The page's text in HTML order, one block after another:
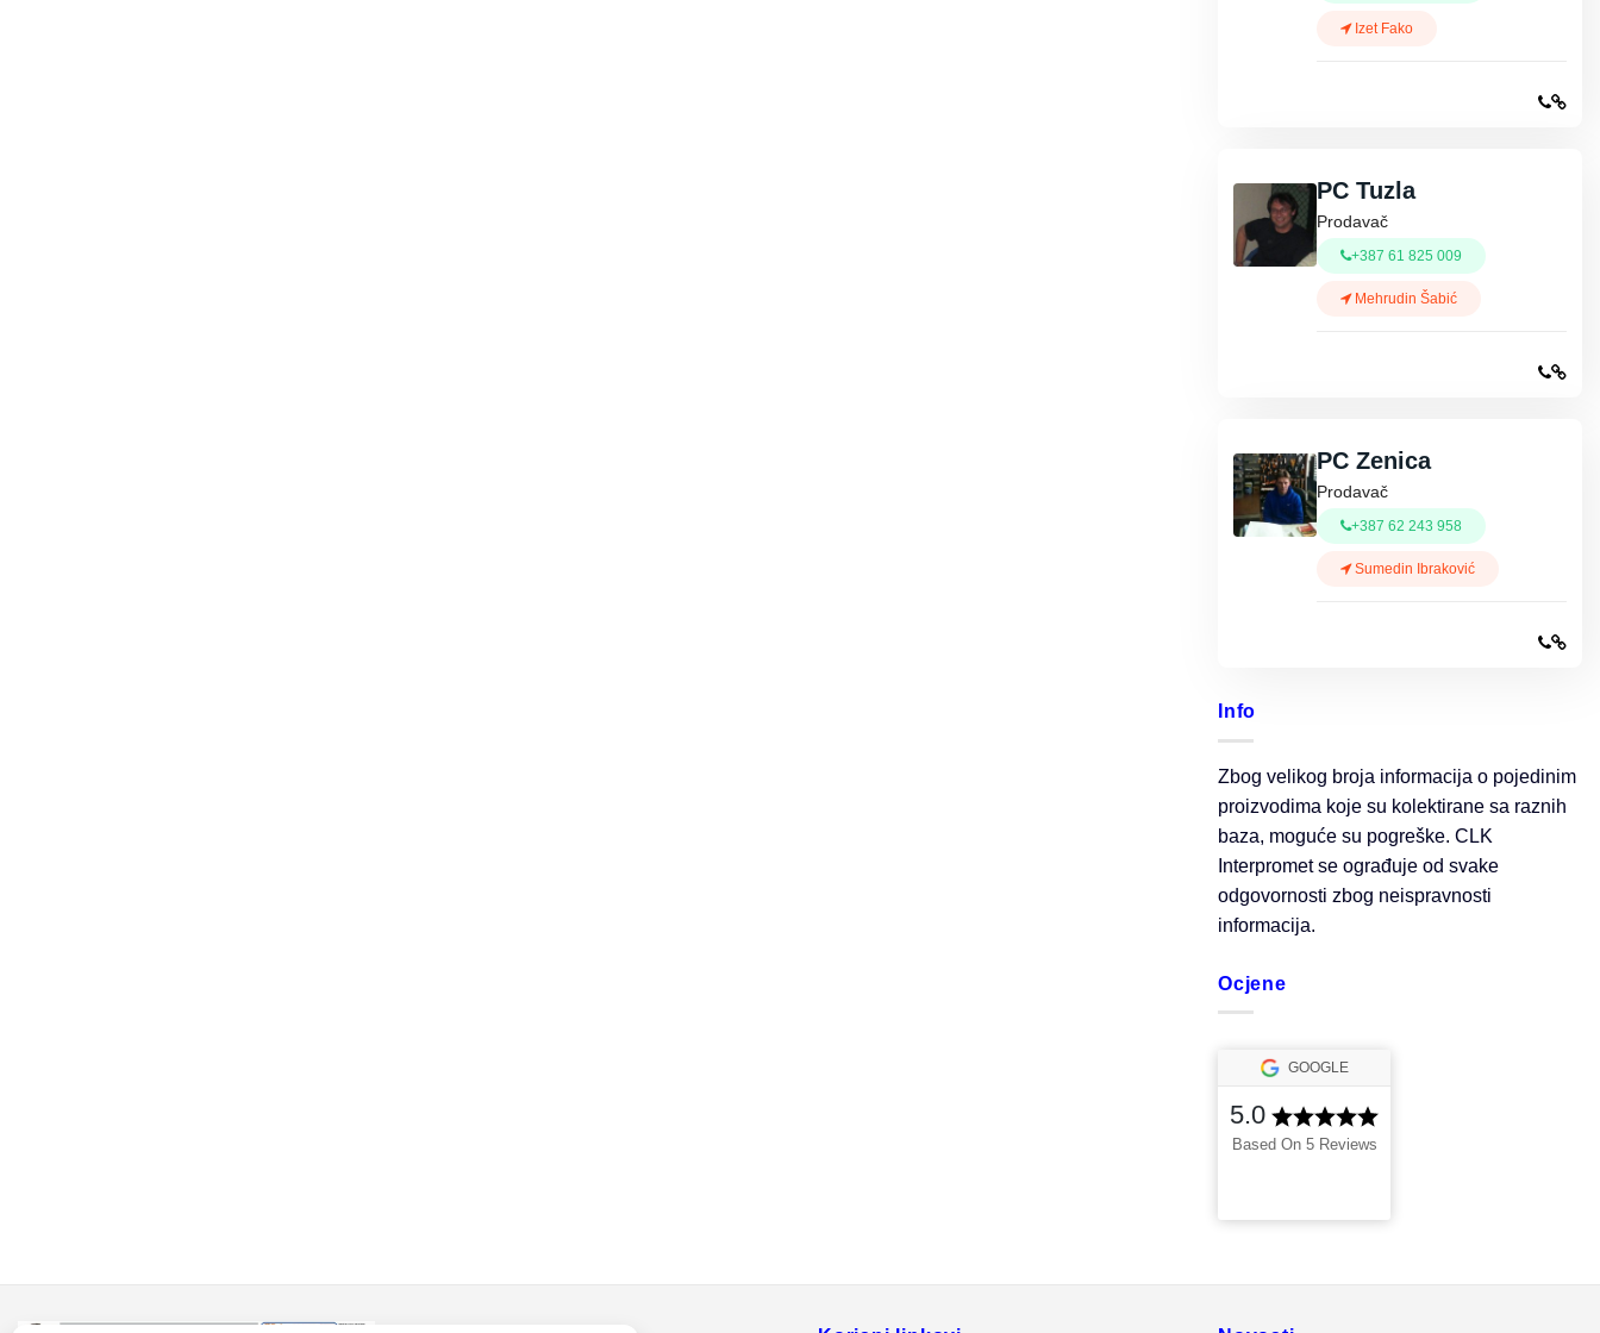
Izet Fako
PC Tuzla
Prodavač
+387 61 825 009
Mehrudin Šabić
PC Zenica
Prodavač
+387 62 243 958
Sumedin Ibraković
Info
Zbog velikog broja informacija o pojedinim
proizvodima koje su kolektirane sa raznih
baza, moguće su pogreške. CLK
Interpromet se ograđuje od svake
odgovornosti zbog neispravnosti
informacija.
Ocjene
GOOGLE
5.0
Based On 5 Reviews